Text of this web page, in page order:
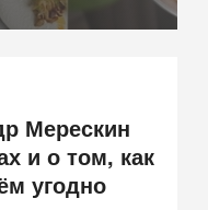
Мерескин
и о том, как
угодно